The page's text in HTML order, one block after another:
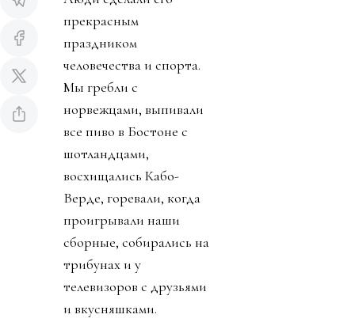
прекрасным
праздником
человечества и спорта.
Мы гребли с
норвежцами, выпивали
все пиво в Бостоне с
шотландцами,
восхищались Кабо-
Верде, горевали, когда
проигрывали наши
сборные, собирались на
трибунах и у
телевизоров с друзьями
и вкусняшками.